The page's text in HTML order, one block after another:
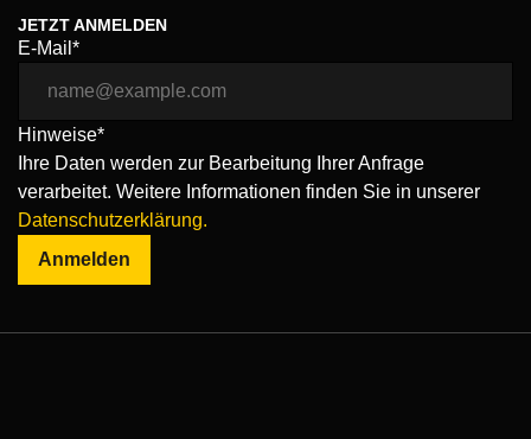
JETZT ANMELDEN
E-Mail*
Hinweise*
Ihre Daten werden zur Bearbeitung Ihrer Anfrage
verarbeitet. Weitere Informationen finden Sie in unserer
Datenschutzerklärung.
Anmelden